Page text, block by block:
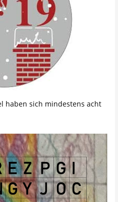
haben sich mindestens acht